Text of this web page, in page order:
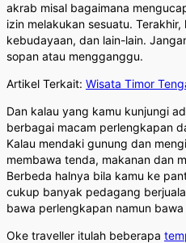
akrab misal bagaimana
izin melakukan sesuatu.
kebudayaan, dan lain-lain.
sopan atau mengganggu.
Artikel Terkait: Wisata Timor
Dan kalau yang kamu kunjungi
berbagai macam perlengkapan
Kalau mendaki gunung dan
membawa tenda, makanan dan
Berbeda halnya bila kamu ke
cukup banyak pedagang
bawa perlengkapan namun
Oke traveller itulah beberapa